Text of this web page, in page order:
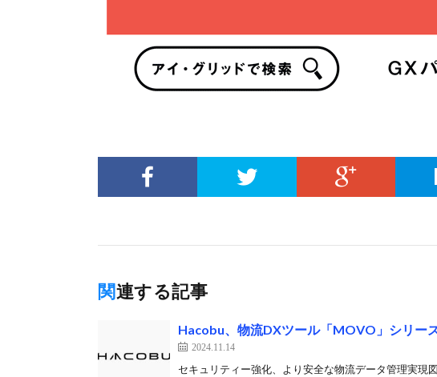
関連する記事
Hacobu、物流DXツール「MOVO」シリー
2024.11.14
セキュリティー強化、より安全な物流データ管理実